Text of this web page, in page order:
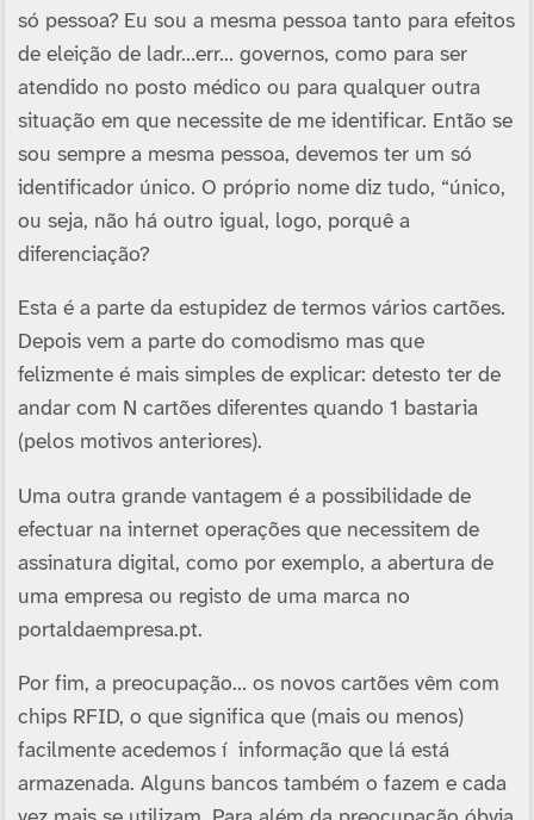
só pessoa? Eu sou a mesma pessoa tanto para efeitos
de eleição de ladr…err… governos, como para ser
atendido no posto médico ou para qualquer outra
situação em que necessite de me identificar. Então se
sou sempre a mesma pessoa, devemos ter um só
identificador único. O próprio nome diz tudo, “único,
ou seja, não há outro igual, logo, porquê a
diferenciação?
Esta é a parte da estupidez de termos vários cartões.
Depois vem a parte do comodismo mas que
felizmente é mais simples de explicar: detesto ter de
andar com N cartões diferentes quando 1 bastaria
(pelos motivos anteriores).
Uma outra grande vantagem é a possibilidade de
efectuar na internet operações que necessitem de
assinatura digital, como por exemplo, a abertura de
uma empresa ou registo de uma marca no
portaldaempresa.pt.
Por fim, a preocupação… os novos cartões vêm com
chips RFID, o que significa que (mais ou menos)
facilmente acedemos í informação que lá está
armazenada. Alguns bancos também o fazem e cada